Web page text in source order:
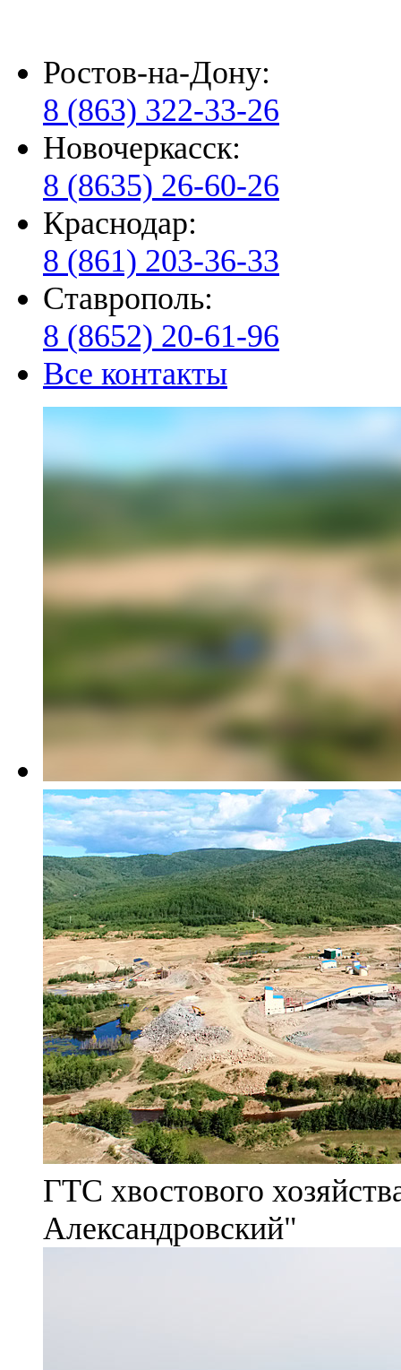
Ростов-на-Дону:
8 (863) 322-33-26
Новочеркасск:
8 (8635) 26-60-26
Краснодар:
8 (861) 203-36-33
Ставрополь:
8 (8652) 20-61-96
Все контакты
ГТС хвостового
Александровский"